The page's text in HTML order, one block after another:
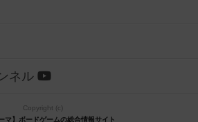
ネル
Copyright (c)
マ】ボードゲームの総合情報サイト